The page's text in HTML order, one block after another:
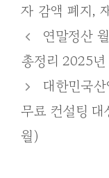
자 감액 폐지,
연말정산
총정리 2025년
대한민국
무료 컨설팅
월)